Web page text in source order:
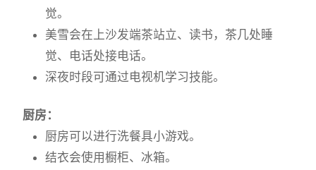
觉。
美雪会在上沙发端茶站立、读书，茶几处睡
觉、电话处接电话。
深夜时段可通过电视机学习技能。
厨房：
厨房可以进行洗餐具小游戏。
结衣会使用橱柜、冰箱。